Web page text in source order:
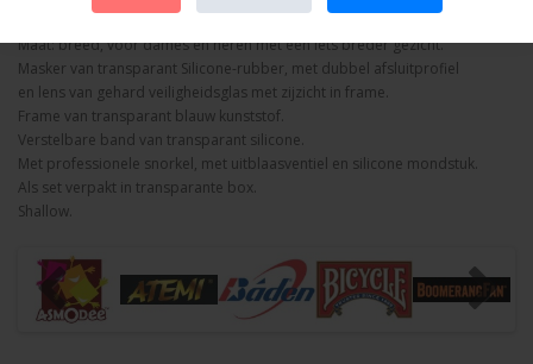
Maat: breed, voor dames en heren met een iets breder gezicht.
Masker van transparant Silicone-rubber, met dubbel afsluitprofiel
en lens van gehard veiligheidsglas met zijzicht in frame.
Frame van transparant blauw kunststof.
Verstelbare band van transparant silicone.
Met professionele snorkel, met uitblaasventiel en silicone mondstuk.
Als set verpakt in transparante box.
Shallow.